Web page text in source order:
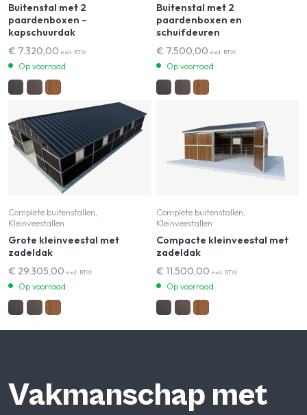
Buitenstal met 2
paardenboxen –
kapschuurdak
€ 7.320,00 excl. BTW
Op voorraad
Buitenstal met 2
paardenboxen en
schuifdeuren
€ 7.500,00 excl. BTW
Op voorraad
Complete buitenstallen,
Kleinveestallen
Grote kleinveestal met
zadeldak
€ 29.305,00 excl. BTW
Op voorraad
Complete buitenstallen,
Kleinveestallen
Compacte kleinveestal met
zadeldak
€ 11.500,00 excl. BTW
Op voorraad
Vakmanschap met